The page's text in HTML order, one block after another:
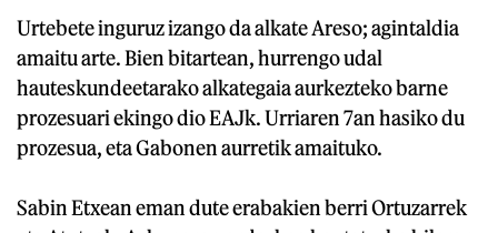
Urtebete inguruz izango da alkate Areso; agintaldia
amaitu arte. Bien bitartean, hurrengo udal
hauteskundeetarako alkategaia aurkezteko barne
prozesuari ekingo dio EAJk. Urriaren 7an hasiko du
prozesua, eta Gabonen aurretik amaituko.
Sabin Etxean eman dute erabakien berri Ortuzarrek